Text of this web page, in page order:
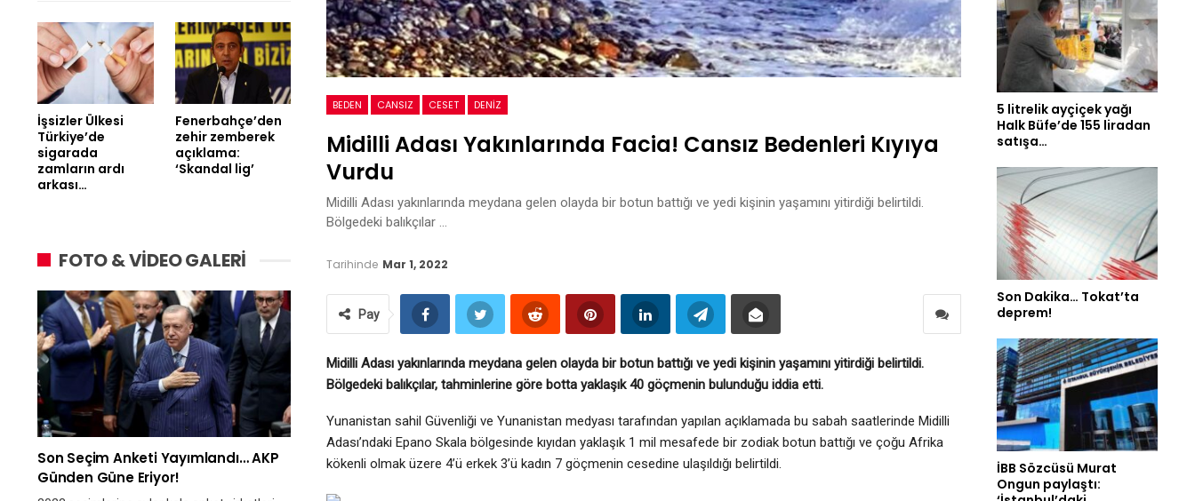
BEDEN CANSIZ CESET DENIZ
Midilli Adası Yakınlarında Facia! Cansız Bedenleri Kıyıya
Vurdu
Midilli Adası yakınlarında meydana gelen olayda bir botun battığı ve yedi kişinin yaşamını yitirdiği belirtildi.
Bölgedeki balıkçılar …
Tarihinde Mar 1, 2022
Pay
Midilli Adası yakınlarında meydana gelen olayda bir botun battığı ve yedi kişinin yaşamını yitirdiği belirtildi.
Bölgedeki balıkçılar, tahminlerine göre botta yaklaşık 40 göçmenin bulunduğu iddia etti.
Yunanistan sahil Güvenliği ve Yunanistan medyası tarafından yapılan açıklamada bu sabah saatlerinde Midilli
Adası’ndaki Epano Skala bölgesinde kıyıdan yaklaşık 1 mil mesafede bir zodiak botun battığı ve çoğu Afrika
kökenli olmak üzere 4’ü erkek 3’ü kadın 7 göçmenin cesedine ulaşıldığı belirtildi.
İşsizler Ülkesi
Türkiye’de
sigarada
zamların ardı
arkası…
Fenerbahçe’den
zehir zemberek
açıklama:
‘Skandal lig’
FOTO & VİDEO GALERİ
Son Seçim Anketi Yayımlandı… AKP
Günden Güne Eriyor!
5 litrelik ayçiçek yağı
Halk Büfe’de 155 liradan
satışa…
Son Dakika… Tokat’ta
deprem!
İBB Sözcüsü Murat
Ongun paylaştı: